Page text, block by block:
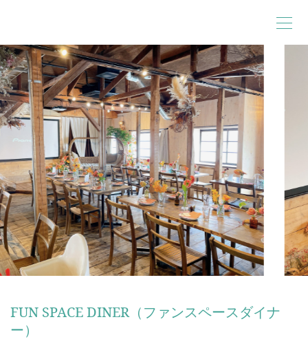
FUN SPACE DINER（ファンスペースダイナ
ー）